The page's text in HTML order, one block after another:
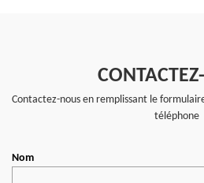
Contactez-nous en remplissant le
téléphone
Nom